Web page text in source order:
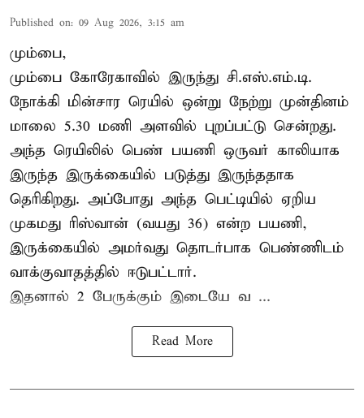
Published on: 09 Aug 2026, 3:15 am
மும்பை,
மும்பை கோரேகாவில் இருந்து சி.எஸ்.எம்.டி.
நோக்கி மின்சார ரெயில் ஒன்று நேற்று முன்தினம்
மாலை 5.30 மணி அளவில் புறப்பட்டு சென்றது.
அந்த ரெயிலில் பெண் பயணி ஒருவர் காலியாக
இருந்த இருக்கையில் படுத்து இருந்ததாக
தெரிகிறது. அப்போது அந்த பெட்டியில் ஏறிய
முகமது ரிஸ்வான் (வயது 36) என்ற பயணி,
இருக்கையில் அமர்வது தொடர்பாக பெண்ணிடம்
வாக்குவாதத்தில் ஈடுபட்டார்.
இதனால் 2 பேருக்கும் இடையே வ ...
Read More